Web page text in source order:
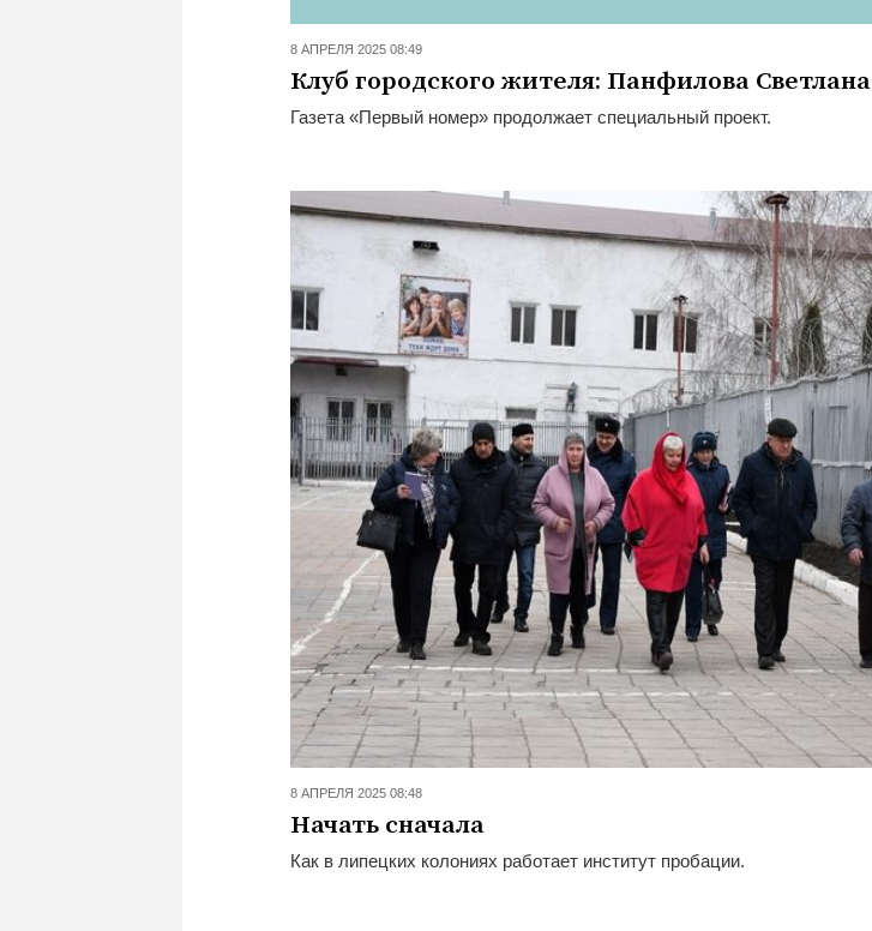
8 АПРЕЛЯ 2025 08:49
Клуб городского жителя: Панфилова Светлана
Газета «Первый номер» продолжает специальный проект.
8 АПРЕЛЯ 2025 08:48
Начать сначала
Как в липецких колониях работает институт пробации.